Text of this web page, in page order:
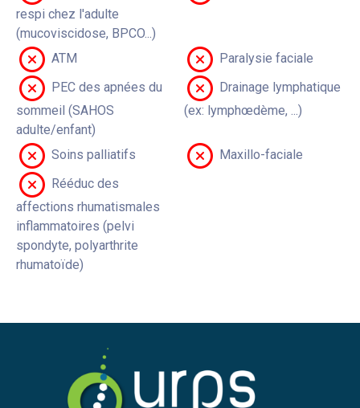
respi chez l'adulte
(mucoviscidose, BPCO...)
ATM
Paralysie faciale
PEC des apnées du
sommeil (SAHOS
adulte/enfant)
Drainage lymphatique
(ex: lymphœdème, ...)
Soins palliatifs
Maxillo-faciale
Rééduc des
affections rhumatismales
inflammatoires (pelvi
spondyte, polyarthrite
rhumatoïde)